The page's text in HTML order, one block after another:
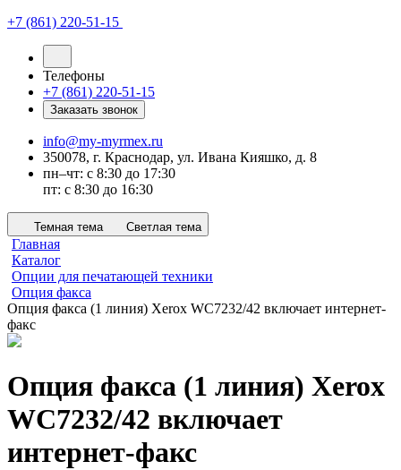
+7 (861) 220-51-15
Телефоны
+7 (861) 220-51-15
Заказать звонок
info@my-myrmex.ru
350078, г. Краснодар, ул. Ивана Кияшко, д. 8
пн–чт: с 8:30 до 17:30
пт: с 8:30 до 16:30
Темная тема Светлая тема
Главная
Каталог
Опции для печатающей техники
Опция факса
Опция факса (1 линия) Xerox WC7232/42 включает интернет-
факс
Опция факса (1 линия) Xerox
WC7232/42 включает
интернет-факс